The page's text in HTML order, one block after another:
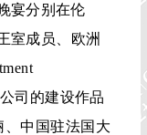
宴分别在伦
室成员、欧洲
司的建设作品
、中国驻法国大